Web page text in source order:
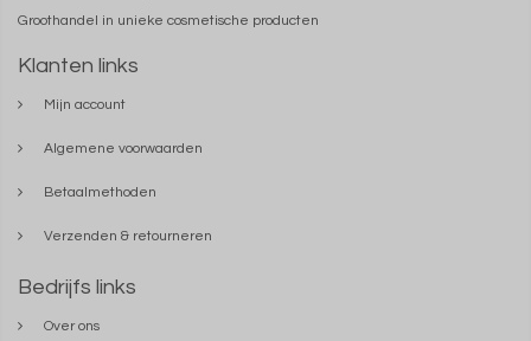
Groothandel in unieke cosmetische producten
Klanten links
Mijn account
Algemene voorwaarden
Betaalmethoden
Verzenden & retourneren
Bedrijfs links
Over ons